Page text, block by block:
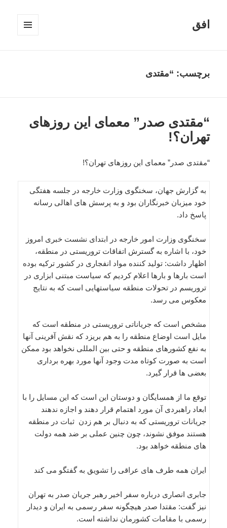
افق
برچسب: “مقتدی
“مقتدی صدر” معمای این روزهای
تهران؟!
“مقتدی صدر” معمای این روزهای تهران؟!
به گزارش جهان، سخنگوی وزارت خارجه در جلسه هفتگی
خود میزبان خبرنگاران بود و به پرسش های اهالی رسانه
پاسخ داد.
سخنگوی وزارت امور خارجه در ابتدای نشست خبری امروز
خود، با اشاره به گسترش اتفاقات تروریستی در منطقه،
اظهار داشت: تولید کننده مواد انفجاری در کشور ترکیه بوده
است بارها و بارها اعلام کردیم که سیاست مبتنی ابزاری در
تروریسم در تحولات منطقه سیاستهایی است که به نتایج
معکوس می رسد.
مشخص است که جریاناتی تروریستی در منطقه است که
مایل است اوضاع منطقه را به هم بریزد که نقش آفرینی آنها
به نفع کشورهای منطقه و حتی بین المللی نخواهد بود ممکن
است به صورت کوتاه مدت وجود آنها مورد بهره برداری
بعضی ها قرار گیرد.
توقع ما از همسایگان و دوستان این است که این مسایل را با
ابعاد راهبردی آن مورد اهتمام قرار دهند و اجازه ندهند
جریانات تروریستی که به دنبال بر هم زدن ثبات در منطقه
هستند موفق نشوند، چون چنین عملی بر ضد همه دولت
های منطقه خواهد بود.
ایران همه طرف های عراقی را تشویق به گفتگو می کند
جابری انصاری درباره سفر اخیر رهبر جریان صدر به تهران
نیز گفت: مقتدا صدر هیچگونه سفر رسمی به ایران و دیدار
رسمی با مقامات کشورمان نداشته است.